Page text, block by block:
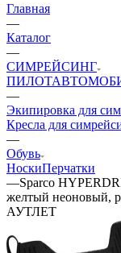
Главная
—
Каталог
—
СИМРЕЙСИНГ
ПИЛОТ
—
Экипировка для
Кресла для
—
Обувь
НоскиПерчатки
—Sparco
желтый неоновый,
АУТЛЕТ